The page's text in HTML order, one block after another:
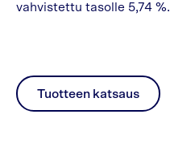
vahvistettu tasolle 5,74 %.
Tuotteen katsaus
pdf